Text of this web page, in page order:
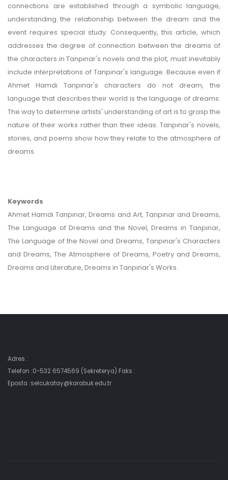
connections are established through a symbolic language,
understanding the relationship between the dream and the
event requires special study. Consequently, this article, which
addresses the degree of connection between the dreams of
the characters in Tanpınar's novels and the plot, must inevitably
include interpretations of Tanpınar's language. Because even if
Ahmet Hamdi Tanpınar's characters do not dream, the
language that describes their world is the language of dreams.
The way to determine artists' understanding of art is to grasp the
nature of their works rather than their ideas. Tanpınar's novels,
stories, and poems show how they relate to the atmosphere of
dreams.
Keywords
Ahmet Hamdi Tanpınar, Dreams and Art, Tanpınar and Dreams,
The Language of Dreams and the Novel, Dreams in Tanpınar,
The Language of the Novel and Dreams, Tanpınar's Characters
and Dreams, The Atmosphere of Dreams, Poetry and Dreams,
Dreams and Literature, Dreams in Tanpınar's Works.
Adres :
Telefon :0-532 6574569 (Sekreterya) Faks :
Eposta :selcukatay@karabuk.edu.tr